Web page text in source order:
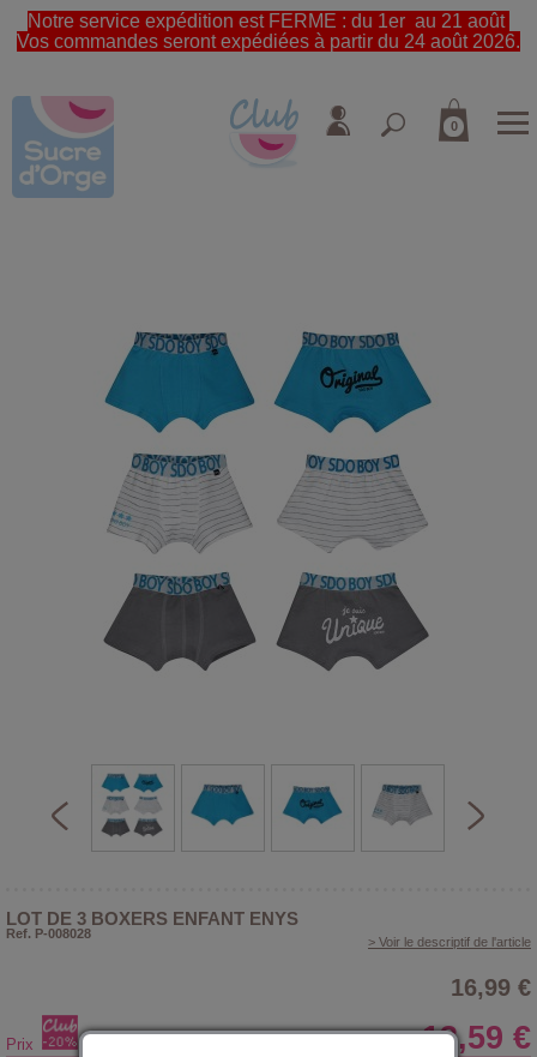
Notre service expédition est FERME : du 1er au 21 août
Vos commandes seront expédiées à partir du 24 août 2026.
0
LOT DE 3 BOXERS ENFANT ENYS
Ref. P-008028
> Voir le descriptif de l'article
16,99 €
Prix 13,59 €